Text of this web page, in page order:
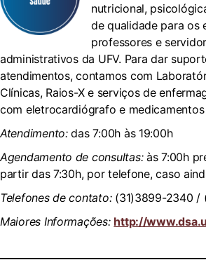
nutricional,
de qualidade para os
professores e
administrativos da UFV. Para dar
atendimentos, contamos com
Clínicas, Raios-X e serviços de
com eletrocardiógrafo e medicamentos
Atendimento:das 7:00h às 19:00h
Agendamento de consultas:às 7:00h
partir das 7:30h, por telefone, caso
Telefones de contato:(31)3899-2340 /
Maiores Informações: http://